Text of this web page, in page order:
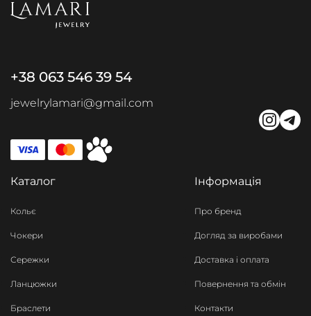
+38 063 546 39 54
jewelrylamari@gmail.com
Каталог
Кольє
Чокери
Сережки
Ланцюжки
Браслети
Інформація
Про бренд
Догляд за виробами
Доставка і оплата
Повернення та обмін
Контакти